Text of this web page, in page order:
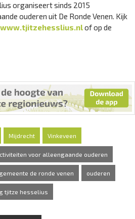
organiseert sinds 2015
ouderen uit De Ronde Venen. Kijk
www.tjitzehesslius.nlof op de
Mijdrecht Vinkeveen
voor alleengaande ouderen
gemeente de ronde venen ouderen
tjitze hesselius